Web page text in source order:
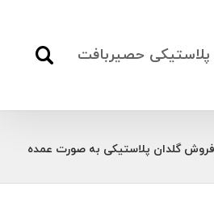
حصیربافت
فروش گلدان پلاستیکی به صورت عمده